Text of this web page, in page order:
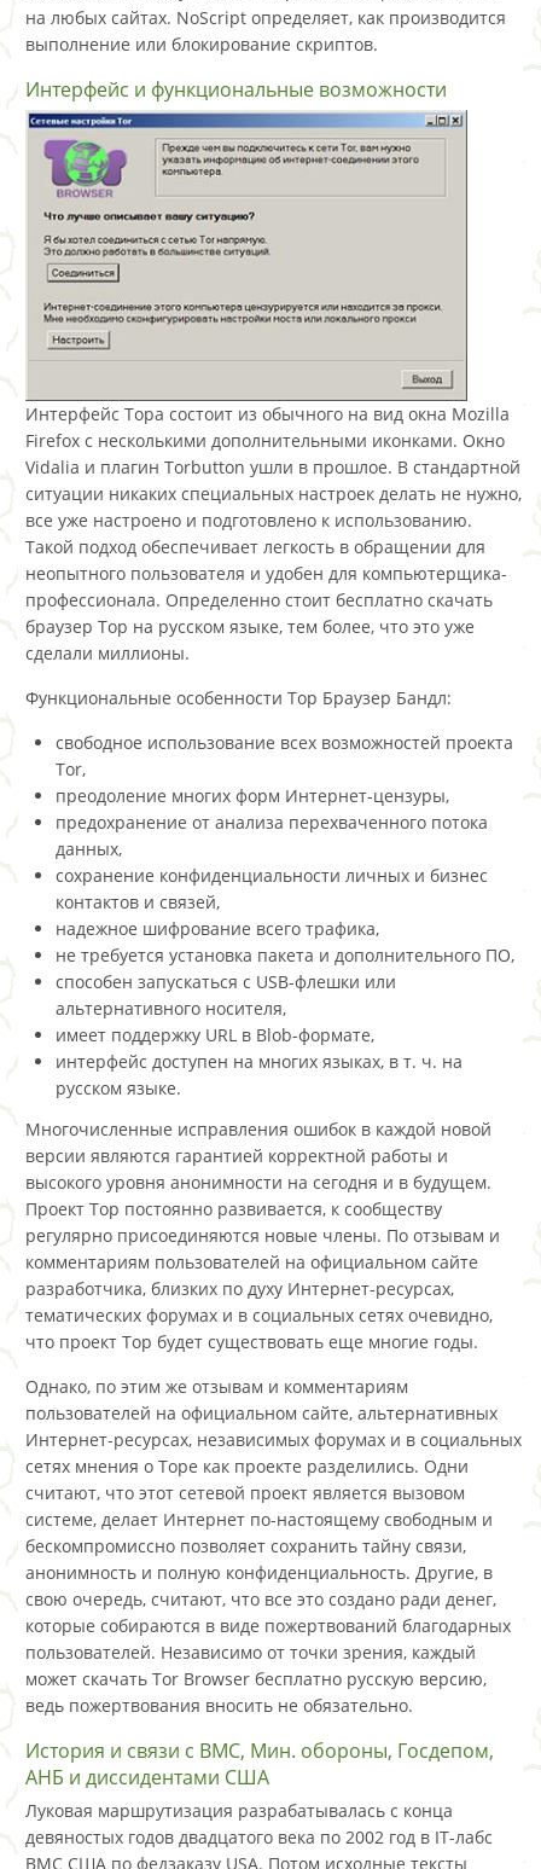
на любых сайтах. NoScript определяет, как производится
выполнение или блокирование скриптов.
Интерфейс и функциональные возможности
Интерфейс Тора состоит из обычного на вид окна Mozilla
Firefox с несколькими дополнительными иконками. Окно
Vidalia и плагин Torbutton ушли в прошлое. В стандартной
ситуации никаких специальных настроек делать не нужно,
все уже настроено и подготовлено к использованию.
Такой подход обеспечивает легкость в обращении для
неопытного пользователя и удобен для компьютерщика-
профессионала. Определенно стоит бесплатно скачать
браузер Тор на русском языке, тем более, что это уже
сделали миллионы.
Функциональные особенности Тор Браузер Бандл:
свободное использование всех возможностей проекта
Tor,
преодоление многих форм Интернет-цензуры,
предохранение от анализа перехваченного потока
данных,
сохранение конфиденциальности личных и бизнес
контактов и связей,
надежное шифрование всего трафика,
не требуется установка пакета и дополнительного ПО,
способен запускаться с USB-флешки или
альтернативного носителя,
имеет поддержку URL в Blob-формате,
интерфейс доступен на многих языках, в т. ч. на
русском языке.
Многочисленные исправления ошибок в каждой новой
версии являются гарантией корректной работы и
высокого уровня анонимности на сегодня и в будущем.
Проект Тор постоянно развивается, к сообществу
регулярно присоединяются новые члены. По отзывам и
комментариям пользователей на официальном сайте
разработчика, близких по духу Интернет-ресурсах,
тематических форумах и в социальных сетях очевидно,
что проект Тор будет существовать еще многие годы.
Однако, по этим же отзывам и комментариям
пользователей на официальном сайте, альтернативных
Интернет-ресурсах, независимых форумах и в социальных
сетях мнения о Торе как проекте разделились. Одни
считают, что этот сетевой проект является вызовом
системе, делает Интернет по-настоящему свободным и
бескомпромиссно позволяет сохранить тайну связи,
анонимность и полную конфиденциальность. Другие, в
свою очередь, считают, что все это создано ради денег,
которые собираются в виде пожертвований благодарных
пользователей. Независимо от точки зрения, каждый
может скачать Tor Browser бесплатно русскую версию,
ведь пожертвования вносить не обязательно.
История и связи с ВМС, Мин. обороны, Госдепом,
АНБ и диссидентами США
Луковая маршрутизация разрабатывалась с конца
девяностых годов двадцатого века по 2002 год в IT-лабс
ВМС США по федзаказу USA. Потом исходные тексты